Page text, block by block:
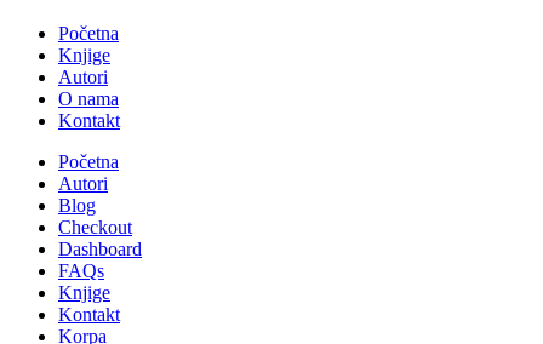
Početna
Knjige
Autori
O nama
Kontakt
Početna
Autori
Blog
Checkout
Dashboard
FAQs
Knjige
Kontakt
Korpa